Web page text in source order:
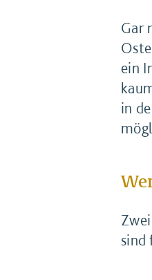
Gar
ein
in
sind